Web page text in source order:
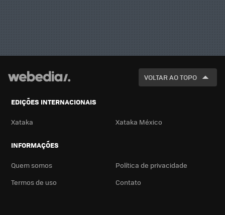
VOLTAR AO TOPO
EDIÇÕES INTERNACIONAIS
Xataka Xataka México
INFORMAÇÕES
Quem somos
Política de privacidade
Termos de uso
Contato